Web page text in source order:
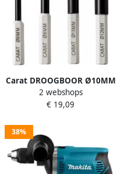
Carat DROOGBOOR Ø10MM
VOOR (ACCU)
BOORMACHINE ETDC
2 webshops
€ 19,09
38%